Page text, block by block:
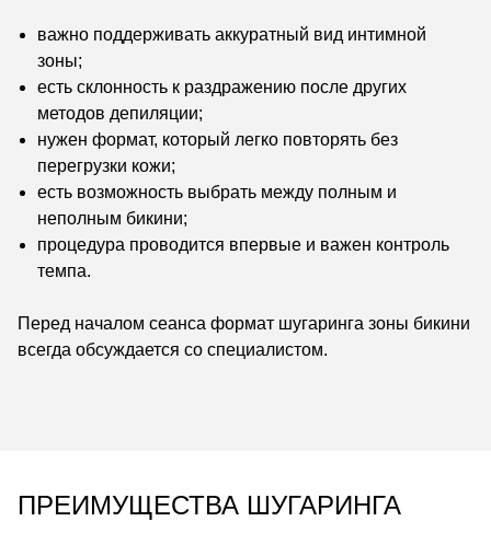
важно поддерживать аккуратный вид интимной
зоны;
есть склонность к раздражению после других
методов депиляции;
нужен формат, который легко повторять без
перегрузки кожи;
есть возможность выбрать между полным и
неполным бикини;
процедура проводится впервые и важен контроль
темпа.
Перед началом сеанса формат шугаринга зоны бикини
всегда обсуждается со специалистом.
ПРЕИМУЩЕСТВА ШУГАРИНГА